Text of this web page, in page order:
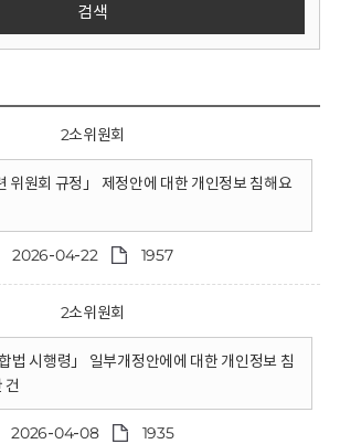
검색
2소위원회
위원회 규정」 제정안에 대한 개인정보 침해요
2026-04-22 1957
2소위원회
법 시행령」 일부개정안에에 대한 개인정보 침
건
2026-04-08 1935